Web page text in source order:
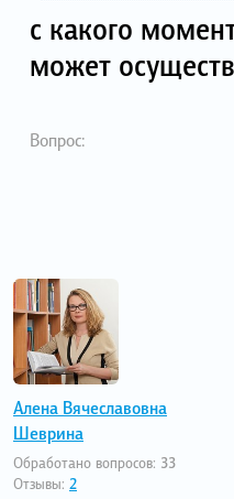
с какого
может
Вопрос:
Алена Вячеславовна
Шеврина
Обработано вопросов: 33
Отзывы: 2